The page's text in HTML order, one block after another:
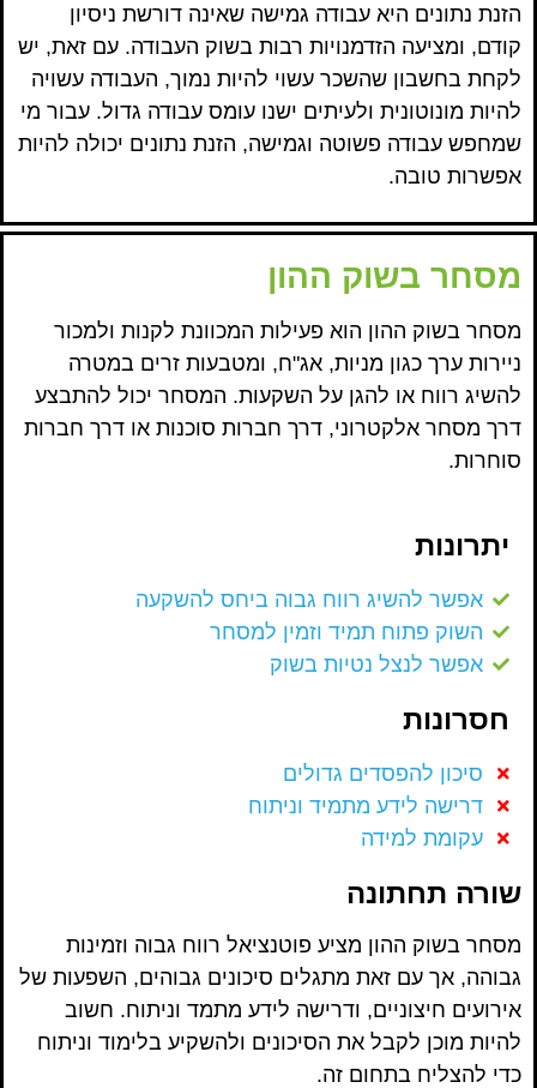
הזנת נתונים היא עבודה גמישה שאינה דורשת ניסיון
קודם, ומציעה הזדמנויות רבות בשוק העבודה. עם זאת, יש
לקחת בחשבון שהשכר עשוי להיות נמוך, העבודה עשויה
להיות מונוטונית ולעיתים ישנו עומס עבודה גדול. עבור מי
שמחפש עבודה פשוטה וגמישה, הזנת נתונים יכולה להיות
אפשרות טובה.
מסחר בשוק ההון
מסחר בשוק ההון הוא פעילות המכוונת לקנות ולמכור
ניירות ערך כגון מניות, אג"ח, ומטבעות זרים במטרה
להשיג רווח או להגן על השקעות. המסחר יכול להתבצע
דרך מסחר אלקטרוני, דרך חברות סוכנות או דרך חברות
סוחרות.
יתרונות
אפשר להשיג רווח גבוה ביחס להשקעה
השוק פתוח תמיד וזמין למסחר
אפשר לנצל נטיות בשוק
חסרונות
סיכון להפסדים גדולים
דרישה לידע מתמיד וניתוח
עקומת למידה
שורה תחתונה
מסחר בשוק ההון מציע פוטנציאל רווח גבוה וזמינות
גבוהה, אך עם זאת מתגלים סיכונים גבוהים, השפעות של
אירועים חיצוניים, ודרישה לידע מתמד וניתוח. חשוב
להיות מוכן לקבל את הסיכונים ולהשקיע בלימוד וניתוח
כדי להצליח בתחום זה.